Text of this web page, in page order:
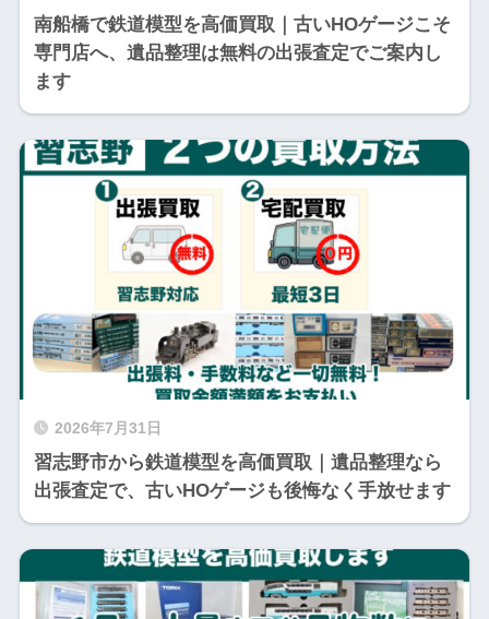
南船橋で鉄道模型を高価買取｜古いHOゲージこそ
専門店へ、遺品整理は無料の出張査定でご案内し
ます
2026年7月31日
習志野市から鉄道模型を高価買取｜遺品整理なら
出張査定で、古いHOゲージも後悔なく手放せます